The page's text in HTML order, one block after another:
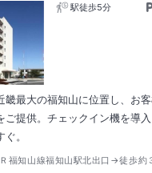
駅徒歩5分
畿最大の福知山に位置し、お
ご提供。チェックイン機を導入
。
Ｒ福知山線福知山駅北出口→徒歩約